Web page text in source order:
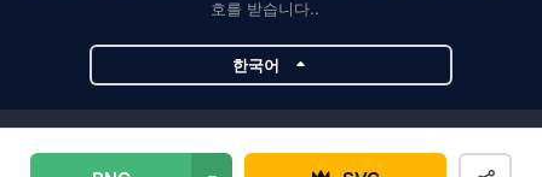
호를 받습니다..
한국어